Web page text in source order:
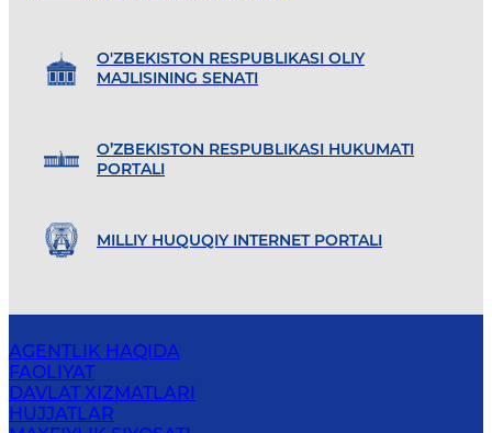
O'ZBEKISTON RESPUBLIKASI OLIY
MAJLISINING SENATI
O’ZBEKISTON RESPUBLIKASI HUKUMATI
PORTALI
MILLIY HUQUQIY INTERNET PORTALI
AGENTLIK HAQIDA
FAOLIYAT
DAVLAT XIZMATLARI
HUJJATLAR